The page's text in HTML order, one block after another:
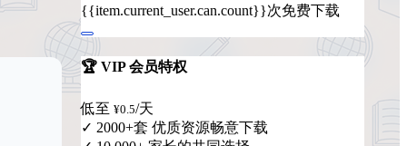
{{item.current_user.can.count}}次免费下载
🏆 VIP 会员特权
低至 ¥0.5/天
✓ 2000+套 优质资源畅意下载